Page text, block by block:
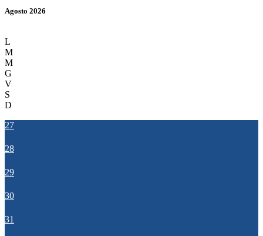
Agosto 2026
L
M
M
G
V
S
D
27
28
29
30
31